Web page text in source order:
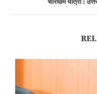
चारधाम यात्रा :